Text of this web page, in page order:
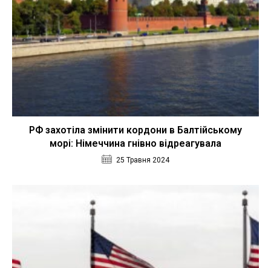
РФ захотіла змінити кордони в Балтійському
морі: Німеччина гнівно відреагувала
25 Травня 2024